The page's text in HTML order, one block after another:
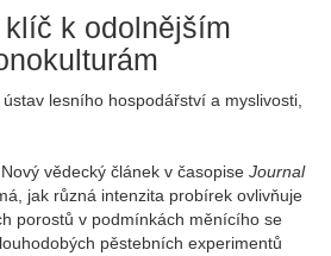
k odolnějším
lesního hospodářství a myslivosti,
vědecký článek v časopise Journal
jak různá intenzita probírek ovlivňuje
porostů v podmínkách měnícího se
pěstebních experimentů